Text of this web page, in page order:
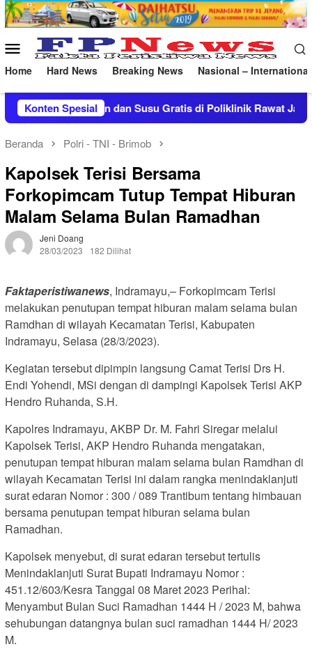
Loncat
ke
Menu
Mobile
Home Hard News Breaking News Nasional – International
Konten Spesial
di Poliklinik Rawat Jalan Kebakaran Hebat di
Beranda Polri - TNI - Brimob
Kapolsek Terisi Bersama
Forkopimcam Tutup Tempat Hiburan
Malam Selama Bulan Ramadhan
Jeni Doang
28/03/2023
182 Dilihat
Faktaperistiwanews, Indramayu,– Forkopimcam Terisi
melakukan penutupan tempat hiburan malam selama bulan
Ramdhan di wilayah Kecamatan Terisi, Kabupaten
Indramayu, Selasa (28/3/2023).
Kegiatan tersebut dipimpin langsung Camat Terisi Drs H.
Endi Yohendi, MSi dengan di dampingi Kapolsek Terisi AKP
Hendro Ruhanda, S.H.
Kapolres Indramayu, AKBP Dr. M. Fahri Siregar melalui
Kapolsek Terisi, AKP Hendro Ruhanda mengatakan,
penutupan tempat hiburan malam selama bulan Ramdhan di
wilayah Kecamatan Terisi ini dalam rangka menindaklanjuti
surat edaran Nomor : 300 / 089 Trantibum tentang himbauan
bersama penutupan tempat hiburan selama bulan
Ramadhan.
Kapolsek menyebut, di surat edaran tersebut tertulis
Menindaklanjuti Surat Bupati Indramayu Nomor :
451.12/603/Kesra Tanggal 08 Maret 2023 Perihal:
Menyambut Bulan Suci Ramadhan 1444 H / 2023 M, bahwa
sehubungan datangnya bulan suci ramadhan 1444 H/ 2023
M.